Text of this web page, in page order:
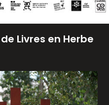
Livres en Herbe